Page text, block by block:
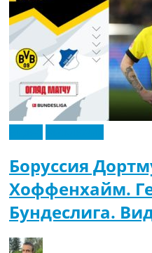
Боруссия
Хоффенхайм.
Бундеслига.